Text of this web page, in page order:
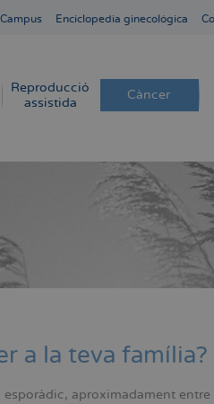
Enciclopedia ginecológica
Reproducció
assistida
Càncer
a la teva família?
aproximadament entre